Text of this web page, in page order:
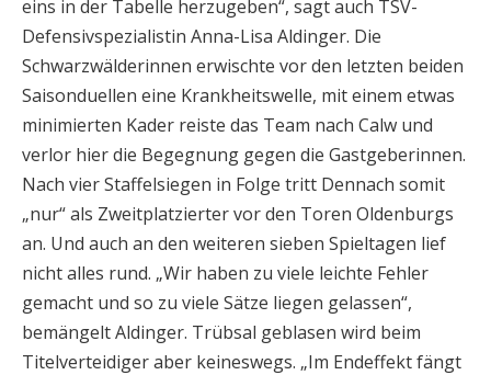
eins in der Tabelle herzugeben“, sagt auch TSV-
Defensivspezialistin Anna-Lisa Aldinger. Die
Schwarzwälderinnen erwischte vor den letzten beiden
Saisonduellen eine Krankheitswelle, mit einem etwas
minimierten Kader reiste das Team nach Calw und
verlor hier die Begegnung gegen die Gastgeberinnen.
Nach vier Staffelsiegen in Folge tritt Dennach somit
„nur“ als Zweitplatzierter vor den Toren Oldenburgs
an. Und auch an den weiteren sieben Spieltagen lief
nicht alles rund. „Wir haben zu viele leichte Fehler
gemacht und so zu viele Sätze liegen gelassen“,
bemängelt Aldinger. Trübsal geblasen wird beim
Titelverteidiger aber keineswegs. „Im Endeffekt fängt